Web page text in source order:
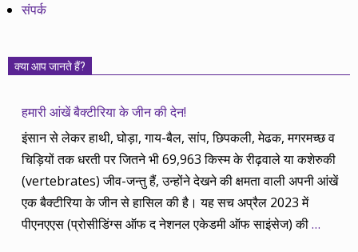
संपर्क
क्या आप जानते हैं?
हमारी आंखें बैक्टीरिया के जीन की देन!
इंसान से लेकर हाथी, घोड़ा, गाय-बैल, सांप, छिपकली, मेढक, मगरमच्छ व
चिड़ियों तक धरती पर जितने भी 69,963 किस्म के रीढ़वाले या कशेरुकी
(vertebrates) जीव-जन्तु हैं, उन्होंने देखने की क्षमता वाली अपनी आंखें
एक बैक्टीरिया के जीन से हासिल की है। यह सच अप्रैल 2023 में
पीएनएएस (प्रोसीडिंग्स ऑफ द नेशनल एकेडमी ऑफ साइंसेज) की…